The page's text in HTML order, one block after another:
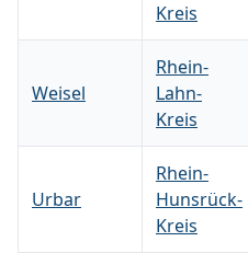
Kreis
Weisel
Rhein-
Lahn-
Kreis
Urbar
Rhein-
Hunsrück-
Kreis